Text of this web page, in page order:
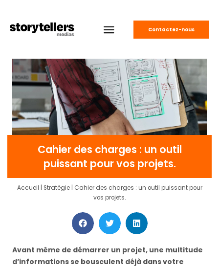
Contactez-nous
Cahier des charges : un outil
puissant pour vos projets.
Accueil Stratégie| Cahier des charges : un outil puissant pour
vos projets.
Avant même de démarrer un projet, une multitude
d’informations se bousculent déjà dans votre